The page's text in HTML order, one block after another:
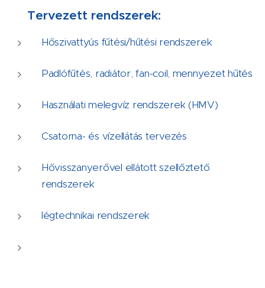
Tervezett rendszerek:
Hőszivattyús fűtési/hűtési rendszerek
Padlófűtés, radiátor, fan-coil, mennyezet hűtés
Használati melegvíz rendszerek (HMV)
Csatorna- és vízellátás tervezés
Hővisszanyerővel ellátott szellőztető
rendszerek
légtechnikai rendszerek